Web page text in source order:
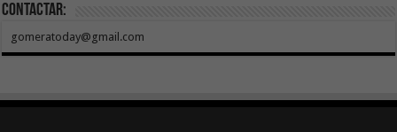
Contactar:
gomeratoday@gmail.com